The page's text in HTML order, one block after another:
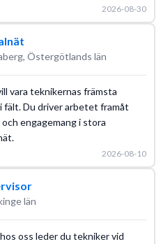
2026-08-30
Östergötlands län
vara teknikernas främsta
Du driver arbetet framåt
engagemang i stora
2026-08-10
län
oss leder du tekniker vid